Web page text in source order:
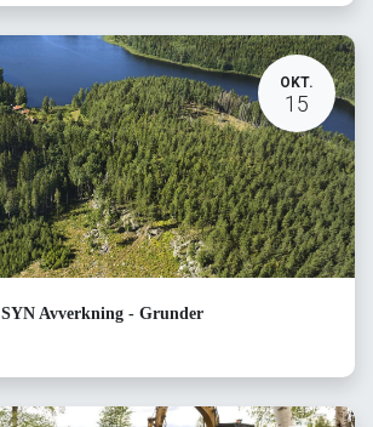
OKT.
15
SYN Avverkning - Grunder